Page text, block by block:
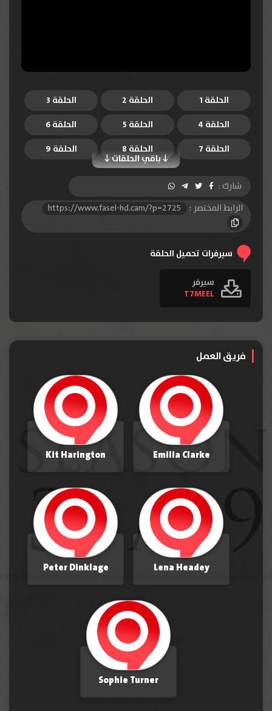
الحلقة 1 الحلقة 2
الحلقة 3
الحلقة 4
الحلقة 5 الحلقة 6
باقي الحلقات
الحلقة 7 الحلقة 8
الحلقة 9
شارك :
الرابط المختصر :
https://www.fasel-hd.cam/?p=2725
سيرفرات تحميل الحلقة
سيرفر
T7MEEL
فريق العمل
Emilia Clarke
Kit Harington
Lena Headey
Peter Dinklage
Sophie Turner